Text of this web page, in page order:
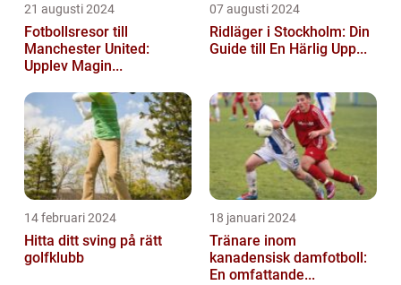
21 augusti 2024
Fotbollsresor till
Manchester United:
Upplev Magin...
07 augusti 2024
Ridläger i Stockholm: Din
Guide till En Härlig Upp...
14 februari 2024
Hitta ditt sving på rätt
golfklubb
18 januari 2024
Tränare inom
kanadensisk damfotboll:
En omfattande...